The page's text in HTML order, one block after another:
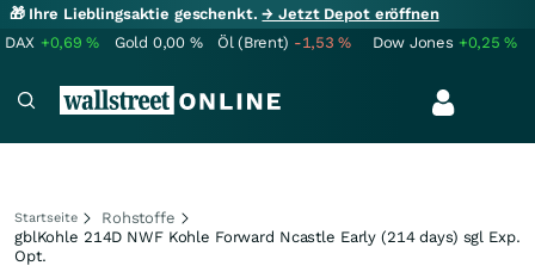
🎁 Ihre Lieblingsaktie geschenkt.→ Jetzt Depot eröffnen
DAX +0,69% Gold 0,00 % Öl (Brent) -1,53% Dow Jones +0,25%
Startseite
Rohstoffe
gblKohle 214D NWF Kohle Forward Ncastle Early (214 days) sgl Exp.
Opt.